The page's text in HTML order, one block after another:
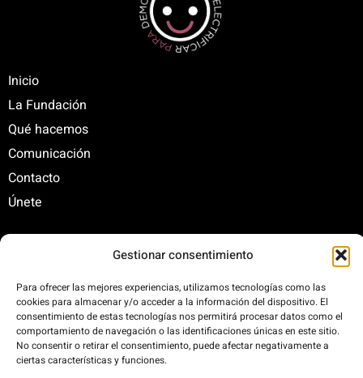
Gestionar consentimiento
Para ofrecer las mejores experiencias, utilizamos tecnologías como las
cookies para almacenar y/o acceder a la información del dispositivo. El
consentimiento de estas tecnologías nos permitirá procesar datos como el
comportamiento de navegación o las identificaciones únicas en este sitio.
No consentir o retirar el consentimiento, puede afectar negativamente a
ciertas características y funciones.
Inicio
La Fundación
Qué hacemos
Comunicación
Contacto
Únete
C/ Santa Engracia, 108. 5º Interior. Izda. 28003
+34 625 47 42 11
fundacion@fundacionrenovables.org
comunicacion@fundacionrenovables.org